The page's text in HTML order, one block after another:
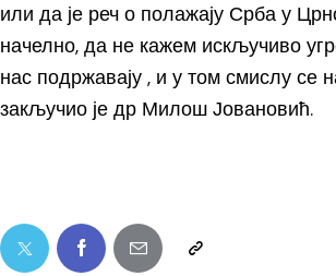
или да је реч о полажају Срба у
начелно, да не кажем искључиво
нас подржавају , и у том смислу се
закључио је др Милош Јовановић.